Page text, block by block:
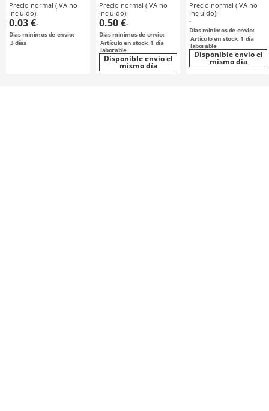
Precio normal (IVA no
incluido):
0.03 €-
Días mínimos de envío:
3días
Precio normal (IVA no
incluido):
0.50 €-
Días mínimos de envío:
Artículo en stock: 1 día
laborable
Disponible envío el
mismo día
para pasador de
aletas / incluye
pasador de aletas
Precio normal (IVA no
incluido):
-
Días mínimos de envío:
Artículo en stock: 1 día
laborable
Disponible envío el
mismo día